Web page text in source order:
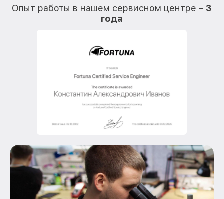
Опыт работы в нашем сервисном центре – 3
года